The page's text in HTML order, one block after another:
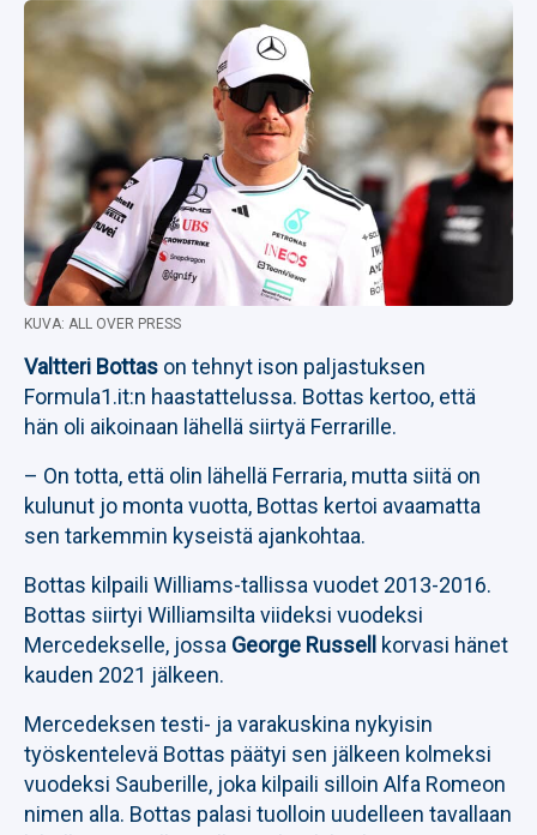
KUVA: ALL OVER PRESS
Valtteri Bottas on tehnyt ison paljastuksen
Formula1.it:n haastattelussa. Bottas kertoo, että
hän oli aikoinaan lähellä siirtyä Ferrarille.
– On totta, että olin lähellä Ferraria, mutta siitä on
kulunut jo monta vuotta, Bottas kertoi avaamatta
sen tarkemmin kyseistä ajankohtaa.
Bottas kilpaili Williams-tallissa vuodet 2013-2016.
Bottas siirtyi Williamsilta viideksi vuodeksi
Mercedekselle, jossa George Russell
korvasi hänet
kauden 2021 jälkeen.
Mercedeksen testi- ja varakuskina nykyisin
työskentelevä Bottas päätyi sen jälkeen kolmeksi
vuodeksi Sauberille, joka kilpaili silloin Alfa Romeon
nimen alla. Bottas palasi tuolloin uudelleen tavallaan